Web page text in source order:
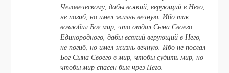
Человеческому, дабы всякий, верующий в Него,
не погиб, но имел жизнь вечную. Ибо так
возлюбил Бог мир, что отдал Сына Своего
Единородного, дабы всякий верующий в Него,
не погиб, но имел жизнь вечную. Ибо не послал
Бог Сына Своего в мир, чтобы судить мир, но
чтобы мир спасен был чрез Него.